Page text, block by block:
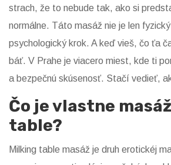
strach, že to nebude tak, ako si
normálne. Táto masáž nie je len
psychologický krok. A keď vieš, čo ťa
báť. V Prahe je viacero miest, kde ti
a bezpečnú skúsenosť. Stačí vedieť,
Čo je vlastne
table?
Milking table masáž je druh erotickéj